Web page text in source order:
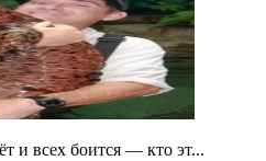
и всех боится — кто эт...